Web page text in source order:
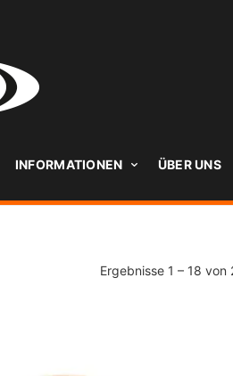
INFORMATIONEN ÜBER UNS
Ergebnisse 1 – 18